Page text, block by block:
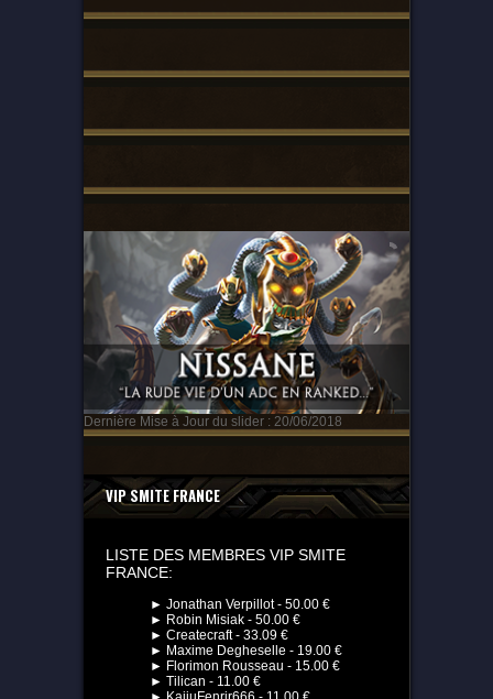
Dernière Mise à Jour du slider : 20/06/2018
VIP SMITE FRANCE
LISTE DES MEMBRES VIP SMITE
FRANCE:
► Jonathan Verpillot - 50.00 €
► Robin Misiak - 50.00 €
► Createcraft - 33.09 €
► Maxime Degheselle - 19.00 €
► Florimon Rousseau - 15.00 €
► Tilican - 11.00 €